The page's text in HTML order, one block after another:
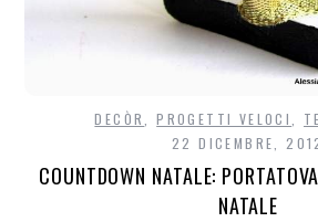
DECÒR ,PROGETTI VELOCI
22 DICEMBRE,
COUNTDOWN NATALE:
NATALE